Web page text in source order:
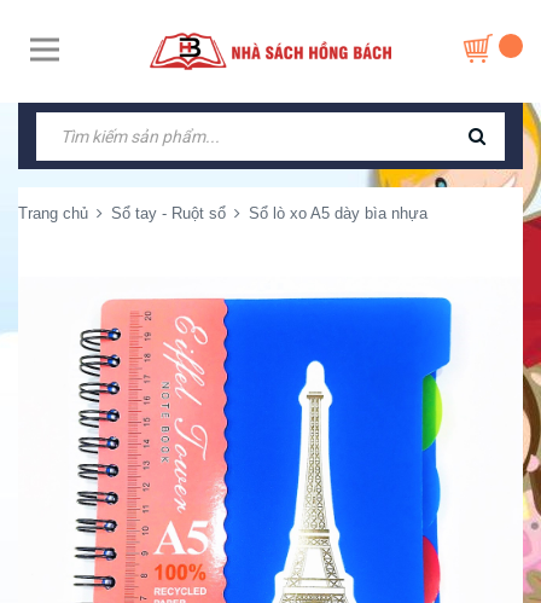
Trang chủ Sổ tay - Ruột sổ Sổ lò xo A5 dày bìa nhựa